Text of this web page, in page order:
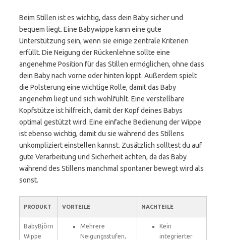
Beim Stillen ist es wichtig, dass dein Baby sicher und
bequem liegt. Eine Babywippe kann eine gute
Unterstützung sein, wenn sie einige zentrale Kriterien
erfüllt. Die Neigung der Rückenlehne sollte eine
angenehme Position für das Stillen ermöglichen, ohne dass
dein Baby nach vorne oder hinten kippt. Außerdem spielt
die Polsterung eine wichtige Rolle, damit das Baby
angenehm liegt und sich wohlfühlt. Eine verstellbare
Kopfstütze ist hilfreich, damit der Kopf deines Babys
optimal gestützt wird. Eine einfache Bedienung der Wippe
ist ebenso wichtig, damit du sie während des Stillens
unkompliziert einstellen kannst. Zusätzlich solltest du auf
gute Verarbeitung und Sicherheit achten, da das Baby
während des Stillens manchmal spontaner bewegt wird als
sonst.
PRODUKT VORTEILE NACHTEILE
BabyBjörn
Wippe
Mehrere
Neigungsstufen,
Kein
integrierter